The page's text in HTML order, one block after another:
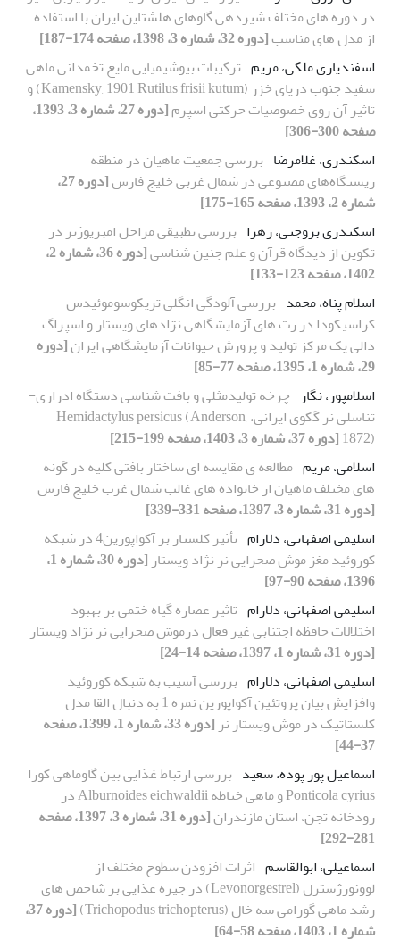
در دوره های مختلف شیردهی گاوهای هلشتاین ایران با استفاده
از مدل های مناسب[دوره 32، شماره 3، 1398، صفحه 174-187]
اسفندیاری ملکی، مریم ترکیبات بیوشیمیایی مایع تخمدانی ماهی
سفید جنوب دریای خزر (Kamensky, 1901 Rutilus frisii kutum) و
تاثیر آن روی خصوصیات حرکتی اسپرم
[دوره 27، شماره 3، 1393،
صفحه 300-306]
اسکندری، غلامرضا بررسی جمعیت ماهیان در منطقه
زیستگاه‌های مصنوعی در شمال غربی خلیج فارس
[دوره 27،
شماره 2، 1393، صفحه 165-175]
اسکندری بروجنی، زهرا بررسی تطبیقی مراحل امبریوژنز در
تکوین از دیدگاه قرآن و علم جنین شناسی
[دوره 36، شماره 2،
1402، صفحه 123-133]
اسلام پناه، محمد بررسی آلودگی انگلی تریکوسوموئیدس
کراسیکودا در رت های آزمایشگاهی نژادهای ویستار و اسپراگ
دالی یک مرکز تولید و پرورش حیوانات آزمایشگاهی ایران[دوره
29، شماره 1، 1395، صفحه 77-85]
اسلامپور، نگار چرخه تولیدمثلی و بافت شناسی دستگاه ادراری-
تناسلی نر گکوی ایرانی، Hemidactylus persicus (Anderson,
1872)[دوره 37، شماره 3، 1403، صفحه 199-215]
اسلامی، مریم مطالعه ی مقایسه ای ساختار بافتی کلیه در گونه
های مختلف ماهیان از خانواده های غالب شمال غرب خلیج فارس
[دوره 31، شماره 3، 1397، صفحه 331-339]
اسلیمی اصفهانی، دلارام
تأثیر کلستاز بر آکواپورین‌4 در شبکه
کوروئید مغز موش صحرایی نر نژاد ویستار
[دوره 30، شماره 1،
1396، صفحه 90-97]
اسلیمی اصفهانی، دلارام تاثیر عصاره گیاه ختمی بر بهبود
اختلالات حافظه اجتنابی غیر فعال درموش صحرایی نر نژاد ویستار
[دوره 31، شماره 1، 1397، صفحه 14-24]
اسلیمی اصفهانی، دلارام بررسی آسیب به شبکه کوروئید
وافزایش بیان پروتئین آکواپورین نمره 1 به دنبال القا مدل
کلستاتیک در موش ویستار نر
[دوره 33، شماره 1، 1399، صفحه
37-44]
اسماعیل پور پوده، سعید بررسی ارتباط غذایی بین گاوماهی کورا
Ponticola cyrius و ماهی خیاطه Alburnoides eichwaldii در
رودخانه تجن، استان مازندران
[دوره 31، شماره 3، 1397، صفحه
281-292]
اسماعیلی، ابوالقاسم اثرات افزودن سطوح مختلف از
لوونورژسترل (Levonorgestrel) در جیره غذایی بر شاخص های
رشد ماهی گورامی سه خال (Trichopodus trichopterus)
[دوره 37،
شماره 1، 1403، صفحه 58-64]